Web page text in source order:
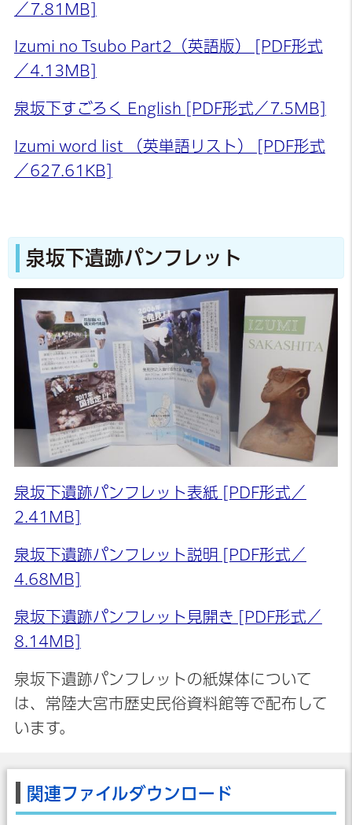
／7.81MB]
Izumi no Tsubo Part2（英語版） [PDF形式
／4.13MB]
泉坂下すごろく English [PDF形式／7.5MB]
Izumi word list （英単語リスト） [PDF形式
／627.61KB]
泉坂下遺跡パンフレット
泉坂下遺跡パンフレット表紙 [PDF形式／
2.41MB]
泉坂下遺跡パンフレット説明 [PDF形式／
4.68MB]
泉坂下遺跡パンフレット見開き [PDF形式／
8.14MB]
泉坂下遺跡パンフレットの紙媒体について
は、常陸大宮市歴史民俗資料館等で配布して
います。
関連ファイルダウンロード